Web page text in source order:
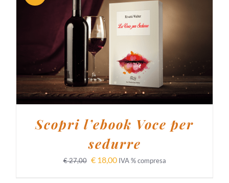
AGGIUNGI AL CARRELLO DETTAGLI
Scopri l’ebook Voce per
sedurre
€27,00 €18,00 IVA % compresa